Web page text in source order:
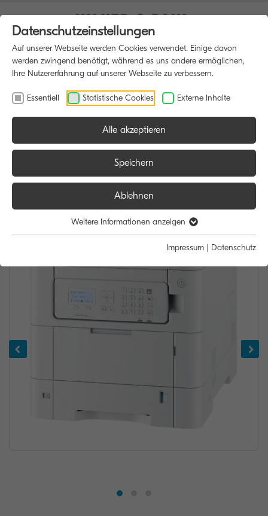
Datenschutzeinstellungen
Auf unserer Webseite werden Cookies verwendet. Einige davon
werden zwingend benötigt, während es uns andere ermöglichen,
Ihre Nutzererfahrung auf unserer Webseite zu verbessern.
Essentiell Statistische Cookies Externe Inhalte
Alle akzeptieren
Speichern
Ablehnen
Weitere Informationen anzeigen
Impressum | Datenschutz